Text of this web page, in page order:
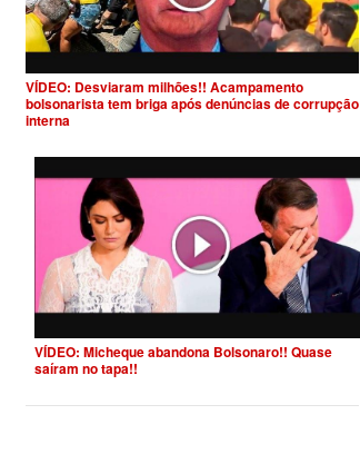
VÍDEO: Desviaram milhões!! Acampamento
bolsonarista tem briga após denúncias de corrupção
interna
VÍDEO: Micheque abandona Bolsonaro!! Quase
saíram no tapa!!